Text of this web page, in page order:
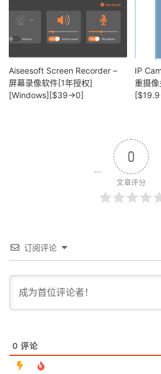
Aiseesoft Screen Recorder –
屏幕录像软件[1年授权]
[Windows][$39→0]
IP
重摄
0
文章评分
订阅评论
0 评论